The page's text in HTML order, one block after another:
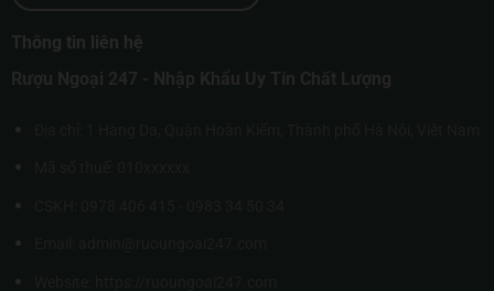
Thông tin liên hệ
Rượu Ngoại 247 - Nhập Khẩu Uy Tín Chất Lượng